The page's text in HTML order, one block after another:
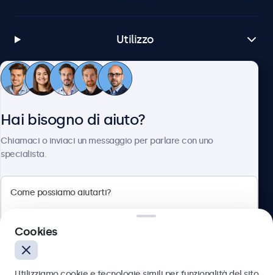
Utilizzo
Servizio Clienti
Hai bisogno di aiuto?
Chiamaci o inviaci un messaggio per parlare con uno
specialista.
Cookies